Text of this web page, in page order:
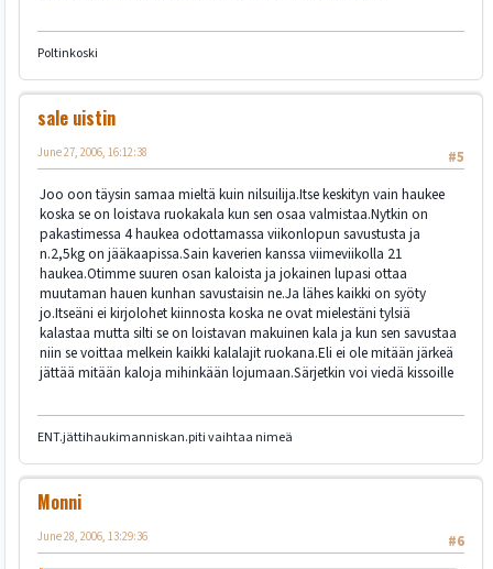
Poltinkoski
sale uistin
#5
June 27, 2006, 16:12:38
Joo oon täysin samaa mieltä kuin nilsuilija.Itse keskityn vain haukee
koska se on loistava ruokakala kun sen osaa valmistaa.Nytkin on
pakastimessa 4 haukea odottamassa viikonlopun savustusta ja
n.2,5kg on jääkaapissa.Sain kaverien kanssa viimeviikolla 21
haukea.Otimme suuren osan kaloista ja jokainen lupasi ottaa
muutaman hauen kunhan savustaisin ne.Ja lähes kaikki on syöty
jo.Itseäni ei kirjolohet kiinnosta koska ne ovat mielestäni tylsiä
kalastaa mutta silti se on loistavan makuinen kala ja kun sen savustaa
niin se voittaa melkein kaikki kalalajit ruokana.Eli ei ole mitään järkeä
jättää mitään kaloja mihinkään lojumaan.Särjetkin voi viedä kissoille
ENT.jättihaukimanniskan.piti vaihtaa nimeä
Monni
#6
June 28, 2006, 13:29:36